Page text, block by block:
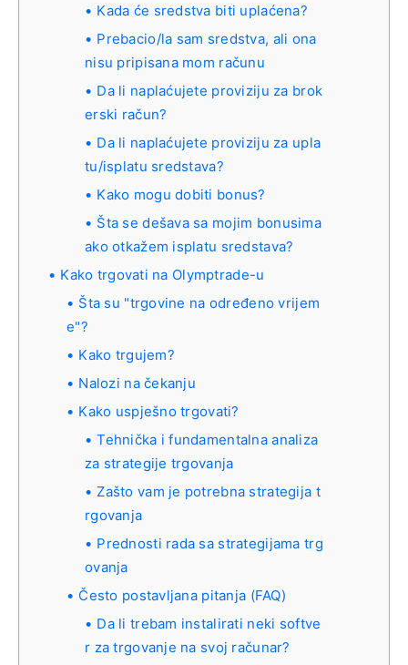
Kada će sredstva biti uplaćena?
Prebacio/la sam sredstva, ali ona
nisu pripisana mom računu
Da li naplaćujete proviziju za brok
erski račun?
Da li naplaćujete proviziju za upla
tu/isplatu sredstava?
Kako mogu dobiti bonus?
Šta se dešava sa mojim bonusima
ako otkažem isplatu sredstava?
Kako trgovati na Olymptrade-u
Šta su "trgovine na određeno vrijem
e"?
Kako trgujem?
Nalozi na čekanju
Kako uspješno trgovati?
Tehnička i fundamentalna analiza
za strategije trgovanja
Zašto vam je potrebna strategija t
rgovanja
Prednosti rada sa strategijama trg
ovanja
Često postavljana pitanja (FAQ)
Da li trebam instalirati neki softve
r za trgovanje na svoj računar?